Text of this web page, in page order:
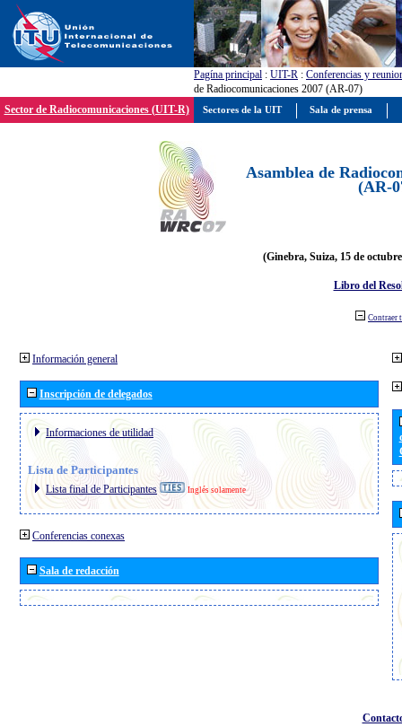
Pagína principal : UIT-R : Conferencias y
de Radiocomunicaciones 2007 (AR-07)
Sector de Radiocomunicaciones (UIT-R)
Asamblea de
(AR-
(Ginebra, Suiza, 15 de
Libro del
Contraer
Información general
Inscripción de delegados
Informaciones de utilidad
Lista de Participantes
Lista final de Participantes Inglés solamente
Conferencias conexas
Sala de redacción
Sectores de la UIT Sala de prensa